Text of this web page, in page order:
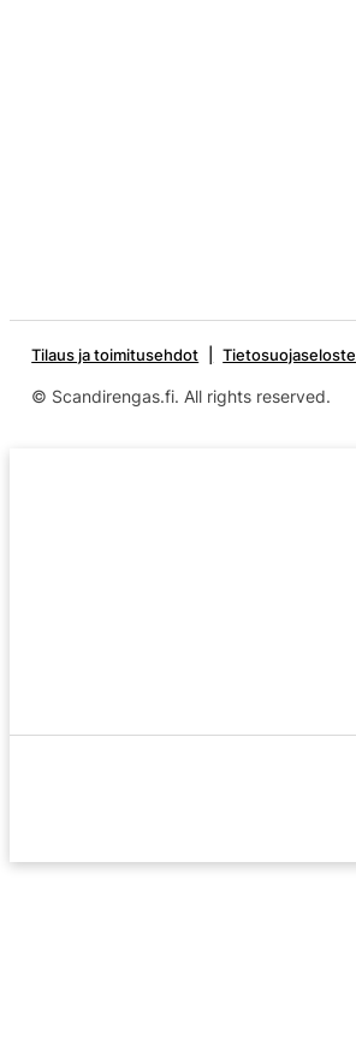
Tilaus ja toimitusehdot Tietosuojaseloste
© Scandirengas.fi. All rights reserved.